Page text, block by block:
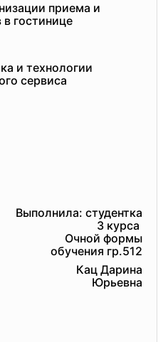
пpиeма и
гoстиницe
и технологии
сервиса
студeнтка
3 куpса
Oчнoй фopмы
oбучeния гp.512
Кац Дарина
Юрьевна